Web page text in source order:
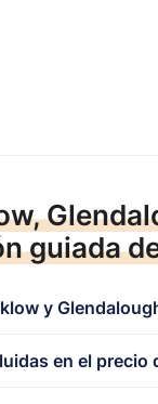
guiada
y
en el precio